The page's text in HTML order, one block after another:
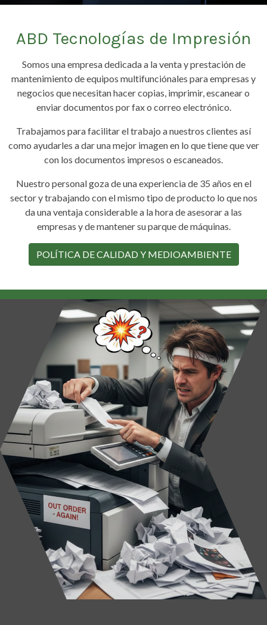
ABD Tecnologías de Impresión
Somos una empresa dedicada a la venta y prestación de
mantenimiento de equipos multifunciónales para empresas y
negocios que necesitan hacer copias, imprimir, escanear o
enviar documentos por fax o correo electrónico.
Trabajamos para facilitar el trabajo a nuestros clientes así
como ayudarles a dar una mejor imagen en lo que tiene que ver
con los documentos impresos o escaneados.
Nuestro personal goza de una experiencia de 35 años en el
sector y trabajando con el mismo tipo de producto lo que nos
da una ventaja considerable a la hora de asesorar a las
empresas y de mantener su parque de máquinas.
POLÍTICA DE CALIDAD Y MEDIOAMBIENTE